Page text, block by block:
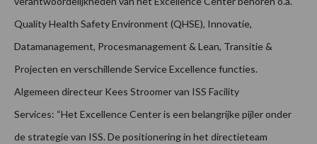
Quality Health Safety Environment (QHSE), Innovatie,
Datamanagement, Procesmanagement & Lean, Transitie &
Projecten en verschillende Service Excellence functies.
Algemeen directeur Kees Stroomer van ISS Facility
Services: “Het Excellence Center is een belangrijke pijler onder
de strategie van ISS. De positionering in het directieteam